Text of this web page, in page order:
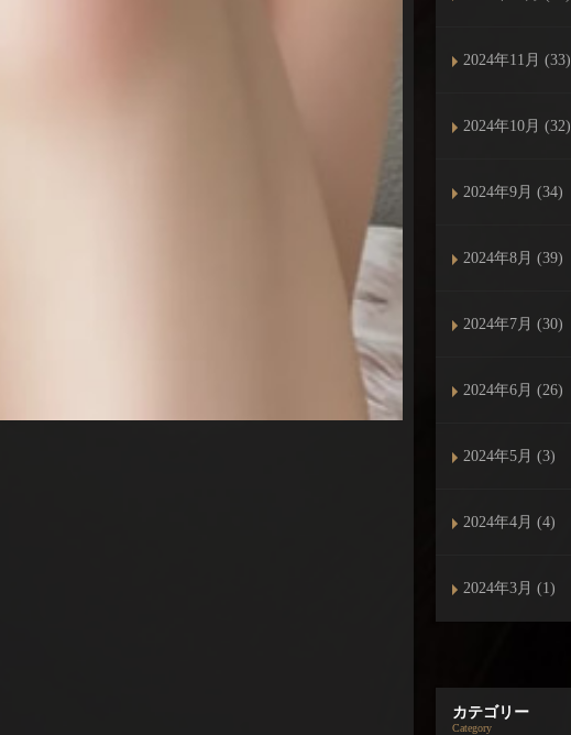
2024年11月 (33)
2024年10月 (32)
2024年9月 (34)
2024年8月 (39)
2024年7月 (30)
2024年6月 (26)
2024年5月 (3)
2024年4月 (4)
2024年3月 (1)
カテゴリー
Category